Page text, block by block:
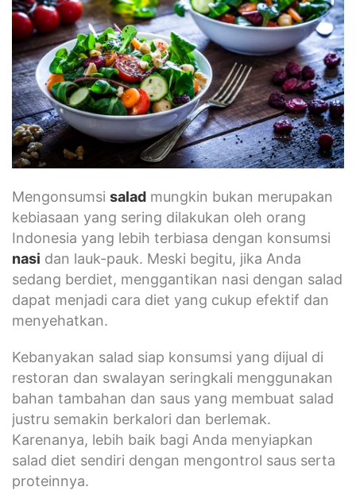
Mengonsumsi salad mungkin bukan merupakan
kebiasaan yang sering dilakukan oleh orang
Indonesia yang lebih terbiasa dengan konsumsi
nasi dan lauk-pauk. Meski begitu, jika Anda
sedang berdiet, menggantikan nasi dengan salad
dapat menjadi cara diet yang cukup efektif dan
menyehatkan.
Kebanyakan salad siap konsumsi yang dijual di
restoran dan swalayan seringkali menggunakan
bahan tambahan dan saus yang membuat salad
justru semakin berkalori dan berlemak.
Karenanya, lebih baik bagi Anda menyiapkan
salad diet sendiri dengan mengontrol saus serta
proteinnya.